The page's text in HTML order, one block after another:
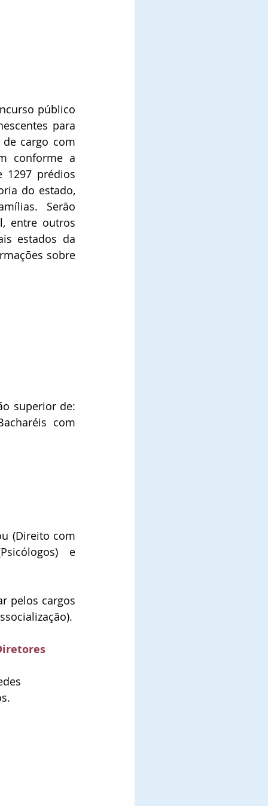
público
para
cargo com
conforme a
prédios
do estado,
Serão
entre outros
estados da
sobre
superior de:
com
(Direito com
e
pelos cargos